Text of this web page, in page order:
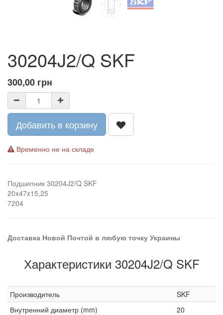
30204J2/Q SKF
300,00 грн
Добавить в корзину
Временно не на складе
Подшипник 30204J2/Q SKF
20x47x15,25
7204
Доставка Новой Почтой в любую точку Украины
Характеристики 30204J2/Q SKF
Производитель
SKF
Внутренний диаметр (mm)
20